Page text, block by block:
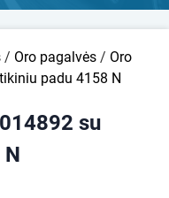
/ Oro pagalvės / Oro
padu 4158 N
su